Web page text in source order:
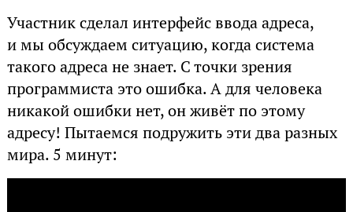
Участник сделал интерфейс ввода адреса,
и мы обсуждаем ситуацию, когда система
такого адреса не знает. С точки зрения
программиста это ошибка. А для человека
никакой ошибки нет, он живёт по этому
адресу! Пытаемся подружить эти два разных
мира. 5 минут: